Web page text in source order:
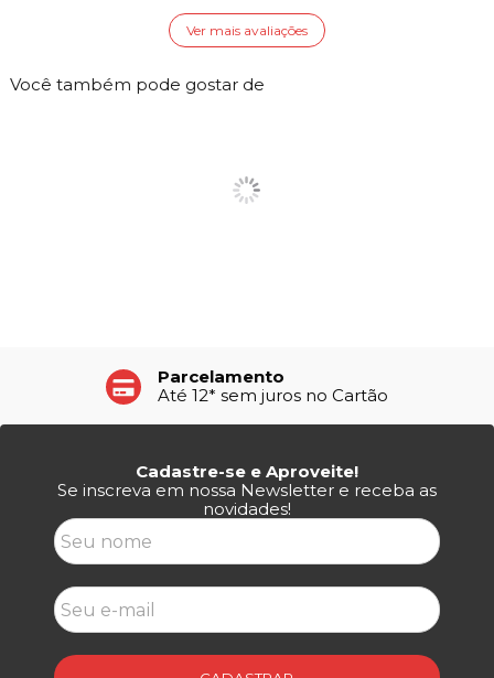
Ver mais avaliações
Você também pode gostar de
Até 15% de Desconto
À vista no Pix e Boleto
Cadastre-se e Aproveite!
Se inscreva em nossa Newsletter e receba as
novidades!